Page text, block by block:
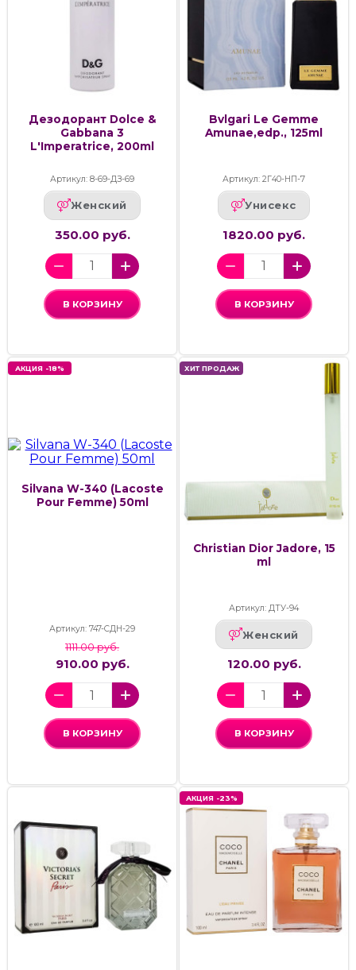
Дезодорант Dolce &
Gabbana 3
L'Imperatrice, 200ml
Артикул: 8-69-ДЗ-69
Женский
350.00 руб.
В КОРЗИНУ
Bvlgari Le Gemme
Amunae,edp., 125ml
Артикул: 2Г40-НП-7
Унисекс
1820.00 руб.
В КОРЗИНУ
АКЦИЯ -18%
Silvana W-340 (Lacoste
Pour Femme) 50ml
Артикул: 747-СДН-29
1111.00 руб.
910.00 руб.
В КОРЗИНУ
ХИТ ПРОДАЖ
Christian Dior Jadore, 15
ml
Артикул: ДТУ-94
Женский
120.00 руб.
В КОРЗИНУ
АКЦИЯ -23%